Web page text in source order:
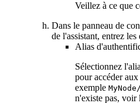
Veillez à ce que
Dans le panneau de
de l'assistant, entrez les
Alias
Sélectionnez
pour accéder
exemple
n'existe pas, voir